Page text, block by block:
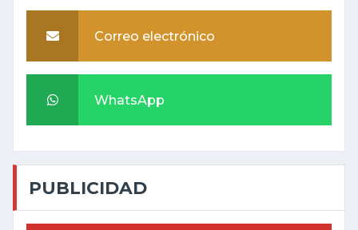
Correo electrónico
WhatsApp
PUBLICIDAD